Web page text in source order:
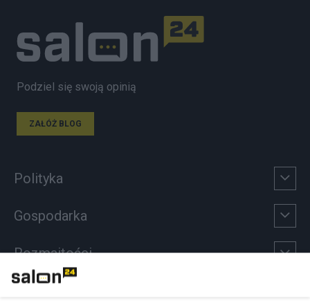
Podziel się swoją opinią
ZAŁÓŻ BLOG
Polityka
Gospodarka
Rozmaitości